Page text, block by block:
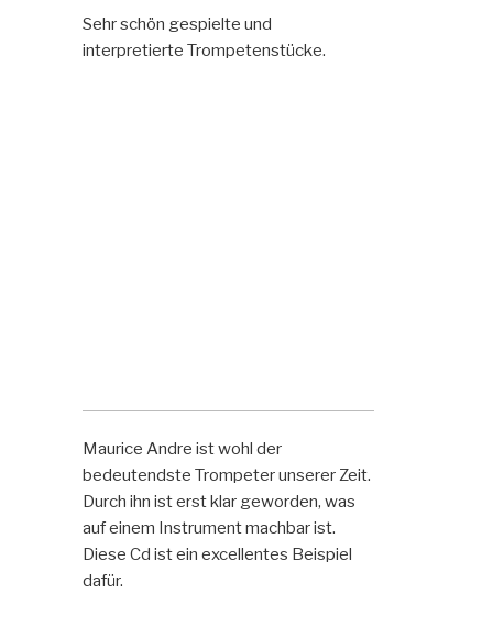
Sehr schön gespielte und
interpretierte Trompetenstücke.
Maurice Andre ist wohl der
bedeutendste Trompeter unserer Zeit.
Durch ihn ist erst klar geworden, was
auf einem Instrument machbar ist.
Diese Cd ist ein excellentes Beispiel
dafür.